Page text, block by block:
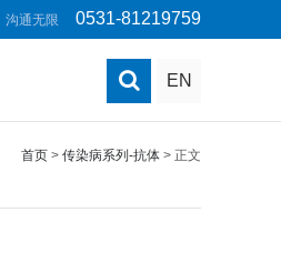
沟通无限 0531-81219759
EN
首页 > 传染病系列-抗体 > 正文